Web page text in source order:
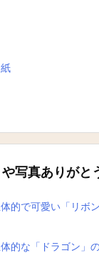
写真ありがと
的で可愛い「リボ
的な「ドラゴン」